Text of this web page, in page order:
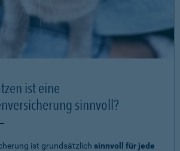
ist eine
sinnvoll?
ist grundsätzlich sinnvoll für jede